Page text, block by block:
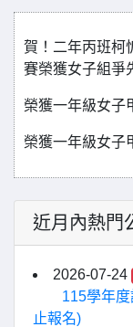
賀！二年丙班柯
賽榮獲女子組爭
榮獲一年級女子
榮獲一年級女子
近月內熱門
2026-07-24
115學年
止報名)